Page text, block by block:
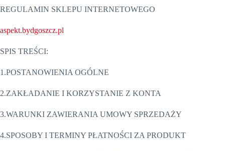
REGULAMIN SKLEPU INTERNETOWEGO
aspekt.bydgoszcz.pl
SPIS TREŚCI:
1.POSTANOWIENIA OGÓLNE
2.ZAKŁADANIE I KORZYSTANIE Z KONTA
3.WARUNKI ZAWIERANIA UMOWY SPRZEDAŻY
4.SPOSOBY I TERMINY PŁATNOŚCI ZA PRODUKT